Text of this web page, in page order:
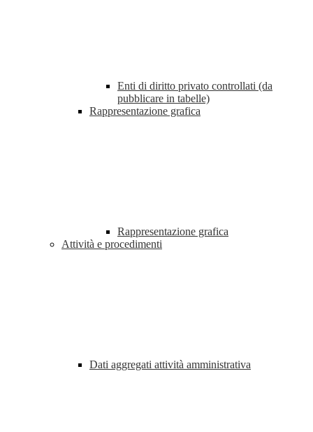
Enti di diritto privato controllati (da
pubblicare in tabelle)
Rappresentazione grafica
Rappresentazione grafica
Attività e procedimenti
Dati aggregati attività amministrativa